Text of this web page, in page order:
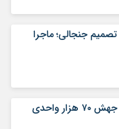
جنجالی؛ ماجرا
بورس تهران سبزپوش شد؛ جهش ۷۰ هزار واحدی